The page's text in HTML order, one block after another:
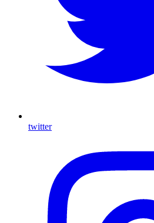
twitter